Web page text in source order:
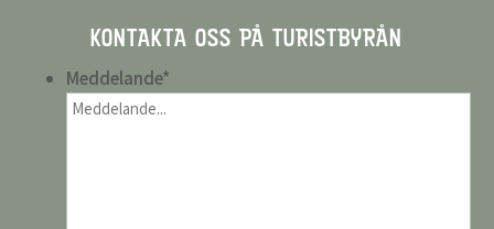
KONTAKTA OSS PÅ TURISTBYRÅN
Meddelande*